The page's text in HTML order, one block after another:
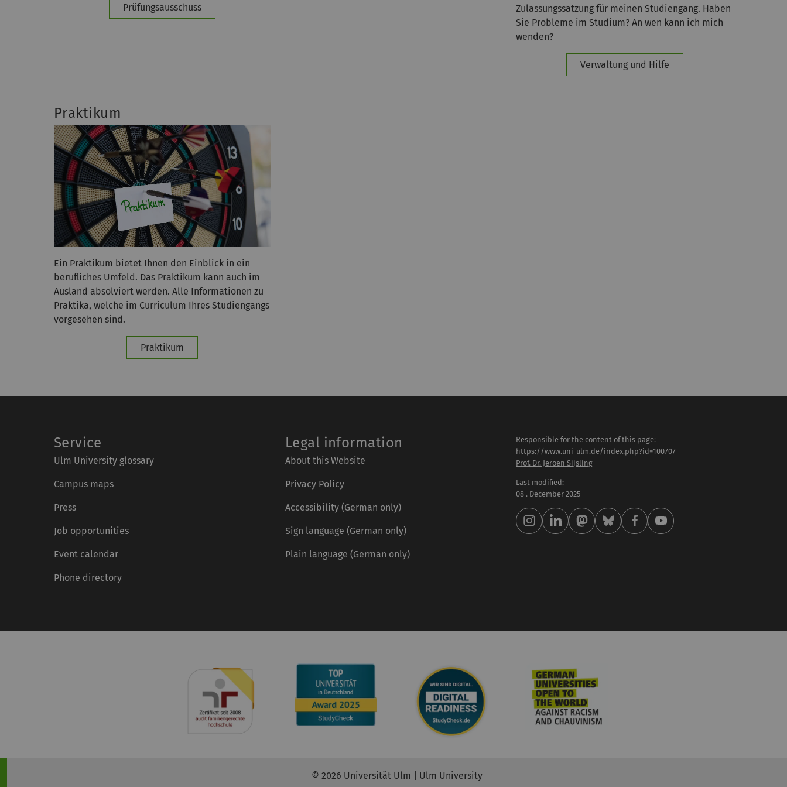
Prüfungsausschuss
Zulassungssatzung für meinen Studiengang. Haben
Sie Probleme im Studium? An wen kann ich mich
wenden?
Verwaltung und Hilfe
Praktikum
Ein Praktikum bietet Ihnen den Einblick in ein
berufliches Umfeld. Das Praktikum kann auch im
Ausland absolviert werden. Alle Informationen zu
Praktika, welche im Curriculum Ihres Studiengangs
vorgesehen sind.
Praktikum
Service
Ulm University glossary
Campus maps
Press
Job opportunities
Event calendar
Phone directory
Legal information
About this Website
Privacy Policy
Accessibility (German only)
Sign language (German only)
Plain language (German only)
Responsible for the content of this page:
https://www.uni-ulm.de/index.php?id=100707
Prof. Dr. Jeroen Sijsling
Last modified:
08 . December 2025
© 2026 Universität Ulm | Ulm University